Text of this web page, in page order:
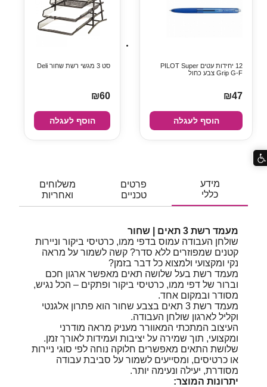
12 יחידות עטים PILOT Super
Grip G-F צבע כחול
₪47
הוסף לעגלה
סט 3 מגשי רשת שחור Deli
₪60
הוסף לעגלה
מידע
כללי
פרטים
טכניים
משלוחים
ואחריות
מעמד רשת 3 תאים | שחור
שולחן העבודה עמוס בדפי ממו, כרטיסי ביקור וניירות
קטנים שמפוזרים ללא סדר? קשה לשמור על מראה
נקי ומקצועי ולמצוא כל דבר בזמן?
מעמד רשת בעל שלושה תאים מאפשר ארגון חכם
וברור של דפי ממו, כרטיסי ביקור ופתקים – הכל נגיש,
מסודר ובמקום אחד.
מעמד רשת 3 תאים בצבע שחור הוא פתרון אלגנטי
וקליל לארגון שולחן העבודה.
העיצוב המתכתי המאוורר מעניק מראה מודרני
ומקצועי, תוך שמירה על יציבות ועמידות לאורך זמן.
שלושת התאים מאפשרים חלוקה נוחה לפי סוגי ניירות
או כרטיסים, ומסייעים לשמור על סביבת עבודה
מסודרת, יעילה ונעימה יותר.
יתרונות המוצר: